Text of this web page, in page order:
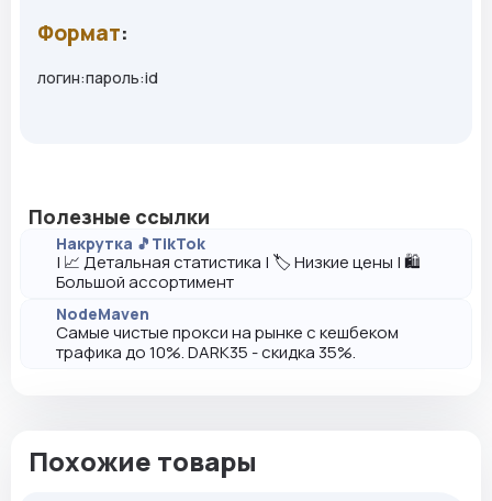
Формат:
логин:пароль:id
Полезные ссылки
Накрутка 🎵TikTok
| 📈 Детальная статистика | 🏷️ Низкие цены | 🛍️
Большой ассортимент
NodeMaven
Самые чистые прокси на рынке с кешбеком
трафика до 10%. DARK35 - скидка 35%.
Похожие товары